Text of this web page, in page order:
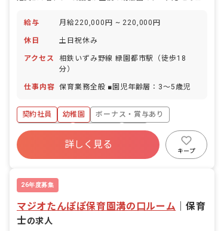
給与 月給220,000円 ~ 220,000円
休日 土日祝休み
アクセス
相鉄いずみ野線 緑園都市駅（徒歩18
分）
仕事内容 保育業務全般 ■園児年齢層：3～5歳児
契約社員 幼稚園
ボーナス・賞与あり
社会保険完備
土日祝休み
有給
福利厚生充実
残業少なめ
昇給昇進あり
詳しく見る
キープ
26年度募集
マジオたんぽぽ保育園溝の口ルーム
保育
士の求人